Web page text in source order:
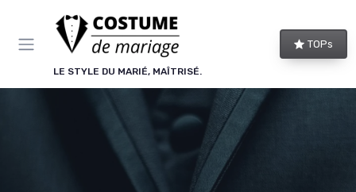
LE STYLE DU MARIÉ, MAÎTRISÉ.
TOPs